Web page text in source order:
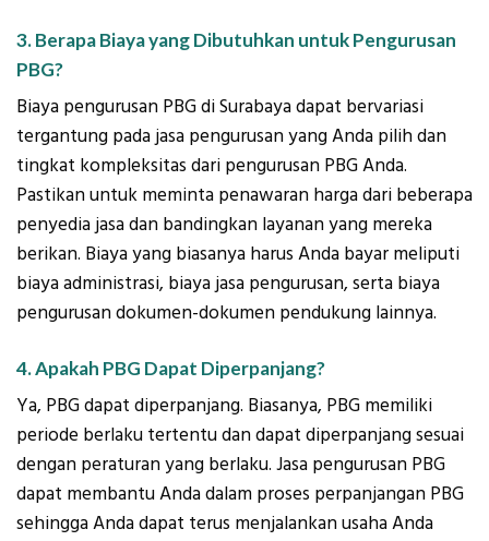
3. Berapa Biaya yang Dibutuhkan untuk Pengurusan
PBG?
Biaya pengurusan PBG di Surabaya dapat bervariasi
tergantung pada jasa pengurusan yang Anda pilih dan
tingkat kompleksitas dari pengurusan PBG Anda.
Pastikan untuk meminta penawaran harga dari beberapa
penyedia jasa dan bandingkan layanan yang mereka
berikan. Biaya yang biasanya harus Anda bayar meliputi
biaya administrasi, biaya jasa pengurusan, serta biaya
pengurusan dokumen-dokumen pendukung lainnya.
4. Apakah PBG Dapat Diperpanjang?
Ya, PBG dapat diperpanjang. Biasanya, PBG memiliki
periode berlaku tertentu dan dapat diperpanjang sesuai
dengan peraturan yang berlaku. Jasa pengurusan PBG
dapat membantu Anda dalam proses perpanjangan PBG
sehingga Anda dapat terus menjalankan usaha Anda